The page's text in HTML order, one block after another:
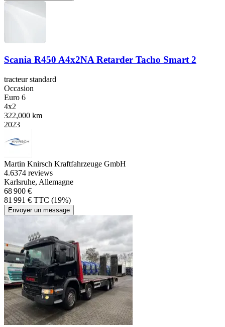
Scania R450 A4x2NA Retarder Tacho Smart 2
tracteur standard
Occasion
Euro 6
4x2
322,000 km
2023
Martin Knirsch Kraftfahrzeuge GmbH
4.6374 reviews
Karlsruhe, Allemagne
68 900 €
81 991 € TTC (19%)
Envoyer un message